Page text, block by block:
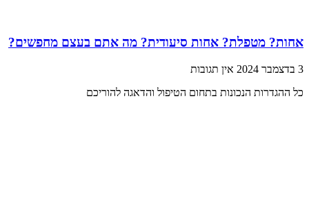
אחות? מטפלת? אחות סיעודית? מה אתם בעצם מחפשים?
3 בדצמבר 2024
אין תגובות
כל ההגדרות הנכונות בתחום הטיפול והדאגה להוריכם